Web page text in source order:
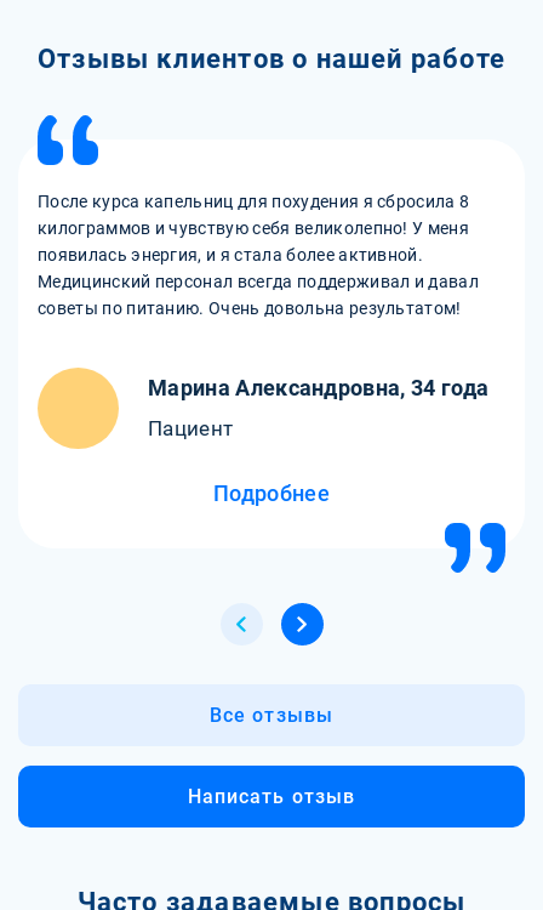
Отзывы клиентов о нашей работе
После курса капельниц для похудения я сбросила 8
килограммов и чувствую себя великолепно! У меня
появилась энергия, и я стала более активной.
Медицинский персонал всегда поддерживал и давал
советы по питанию. Очень довольна результатом!
Марина Александровна, 34 года
Пациент
Подробнее
Все отзывы
Написать отзыв
Часто задаваемые вопросы